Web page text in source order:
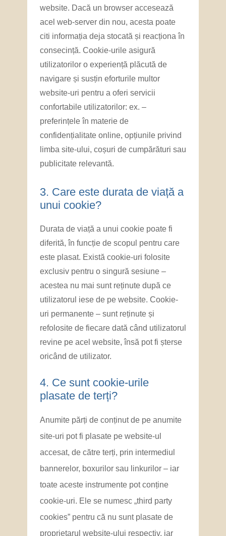
website. Dacă un browser accesează
acel web-server din nou, acesta poate
citi informația deja stocată și reacționa în
consecință. Cookie-urile asigură
utilizatorilor o experiență plăcută de
navigare și susțin eforturile multor
website-uri pentru a oferi servicii
confortabile utilizatorilor: ex. –
preferințele în materie de
confidențialitate online, opțiunile privind
limba site-ului, coșuri de cumpărături sau
publicitate relevantă.
3. ​Care este durata de viață a
unui cookie?
Durata de viață a unui cookie poate fi
diferită, în funcție de scopul pentru care
este plasat. Există cookie-uri folosite
exclusiv pentru o singură sesiune –
acestea nu mai sunt reținute după ce
utilizatorul iese de pe website. Cookie-
uri permanente – sunt reținute și
refolosite de fiecare dată când utilizatorul
revine pe acel website, însă pot fi șterse
oricând de utilizator.
4. ​Ce sunt cookie-urile
plasate de terți?
Anumite părți de conținut de pe anumite
site-uri pot fi plasate pe website-ul
accesat, de către terți, prin intermediul
bannerelor, boxurilor sau linkurilor – iar
toate aceste instrumente pot conține
cookie-uri. Ele se numesc „third party
cookies” pentru că nu sunt plasate de
proprietarul website-ului respectiv, iar